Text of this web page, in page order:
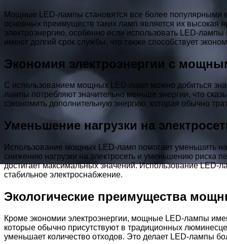
Мощные LED-лампы становятся все более популярными
основных преимуществ таких ламп является их высокая
электроэнергию, особенно если использовать LED-
имеют долгий срок службы, что также способствует
Экономия электроэнергии с
С использованием мощных LED-ламп можно добиться
лампы потребляют значительно меньше энергии, что
сэкономить дополнительную энергию, которая обычно
Уменьшение нагрузки на
Использование мощных LED-ламп помогает уменьшить
снижению нагрузки на электросеть и уменьшению риска
достигает максимальных значений. Использование LED-
стабильное электроснабжение.
Экологические преимущества
Кроме экономии электроэнергии, мощные LED-лампы
которые обычно присутствуют в традиционных
уменьшает количество отходов. Это делает LED-лампы